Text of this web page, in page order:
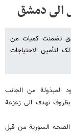
الى دمشق
تضمنت کمیات من
لتأمین الاحتیاجات
المبذولة من الجانب
بظروف تهدف الى زعزعة
الصحة السوریة من قبل